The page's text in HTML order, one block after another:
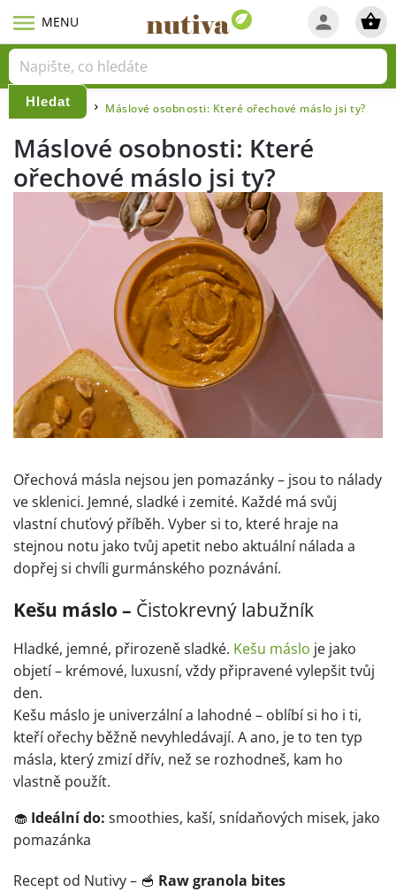
Hledat
Domů / Blog / Máslové osobnosti: Které ořechové máslo jsi ty?
Máslové osobnosti: Které
ořechové máslo jsi ty?
Ořechová másla nejsou jen pomazánky – jsou to nálady
ve sklenici. Jemné, sladké i zemité. Každé má svůj
vlastní chuťový příběh. Vyber si to, které hraje na
stejnou notu jako tvůj apetit nebo aktuální nálada a
dopřej si chvíli gurmánského poznávání.
Kešu máslo – Čistokrevný labužník
Hladké, jemné, přirozeně sladké. Kešu máslo je jako
objetí – krémové, luxusní, vždy připravené vylepšit tvůj
den.
Kešu máslo je univerzální a lahodné – oblíbí si ho i ti,
kteří ořechy běžně nevyhledávají. A ano, je to ten typ
másla, který zmizí dřív, než se rozhodneš, kam ho
vlastně použít.
🧁 Ideální do: smoothies, kaší, snídaňových misek, jako
pomazánka
Recept od Nutivy – 🥣 Raw granola bites